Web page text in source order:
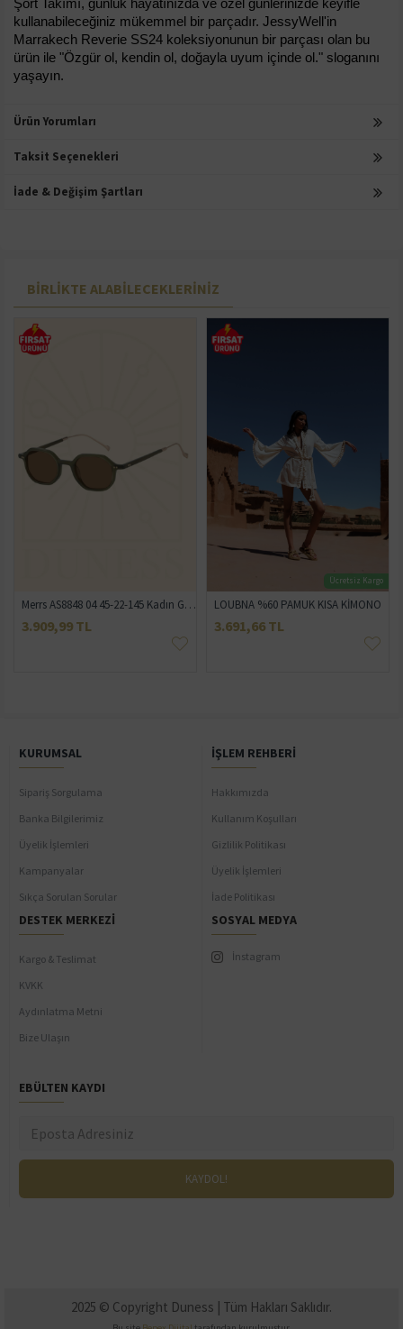
Şort Takımı, günlük hayatınızda ve özel günlerinizde keyifle
kullanabileceğiniz mükemmel bir parçadır. JessyWell'in
Marrakech Reverie SS24 koleksiyonunun bir parçası olan bu
ürün ile "Özgür ol, kendin ol, doğayla uyum içinde ol." sloganını
yaşayın.
Ürün Yorumları
Taksit Seçenekleri
İade & Değişim Şartları
BIRLIKTE ALABILECEKLERINIZ
Merrs AS8848 04 45-22-145 Kadın Güneş Gözlüğü
3.909,99 TL
Ücretsiz Kargo
LOUBNA %60 PAMUK KISA KİMONO
3.691,66 TL
KURUMSAL
Sipariş Sorgulama
Banka Bilgilerimiz
Üyelik İşlemleri
Kampanyalar
Sıkça Sorulan Sorular
İŞLEM REHBERI
Hakkımızda
Kullanım Koşulları
Gizlilik Politikası
Üyelik İşlemleri
İade Politikası
DESTEK MERKEZI
Kargo & Teslimat
KVKK
Aydınlatma Metni
Bize Ulaşın
SOSYAL MEDYA
İnstagram
EBÜLTEN KAYDI
2025 © Copyright Duness | Tüm Hakları Saklıdır.